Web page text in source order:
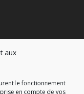
aux
le fonctionnement
en compte de vos